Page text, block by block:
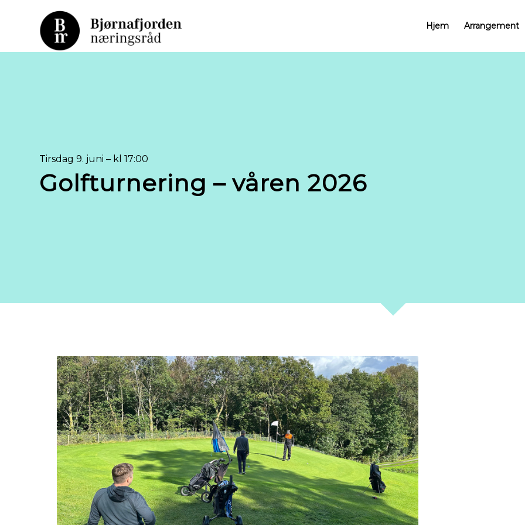
Hjem Arrangement
Tirsdag 9. juni – kl 17:00
Golfturnering – våren 2026